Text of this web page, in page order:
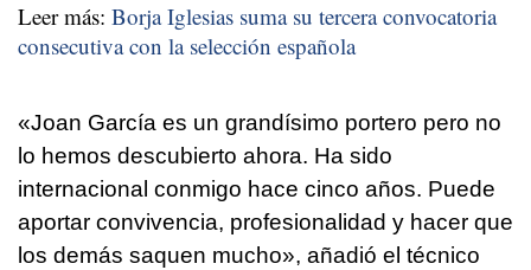
Leer más: Borja Iglesias suma su tercera convocatoria
consecutiva con la selección española
«Joan García es un grandísimo portero pero no
lo hemos descubierto ahora. Ha sido
internacional conmigo hace cinco años. Puede
aportar convivencia, profesionalidad y hacer que
los demás saquen mucho», añadió el técnico